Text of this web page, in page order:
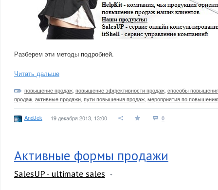
Разберем эти методы подробней.
Читать дальше
повышение продаж повышение эффективности продаж способы
продаж активные продажи пути повышения продаж мероприятия по
AndJek 19 декабря 2013, 13:00 0
Активные формы продажи
SalesUP - ultimate sales